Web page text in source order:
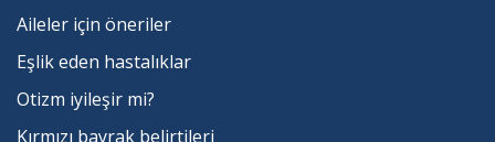
Aileler için öneriler
Eşlik eden hastalıklar
Otizm iyileşir mi?
Kırmızı bayrak belirtileri